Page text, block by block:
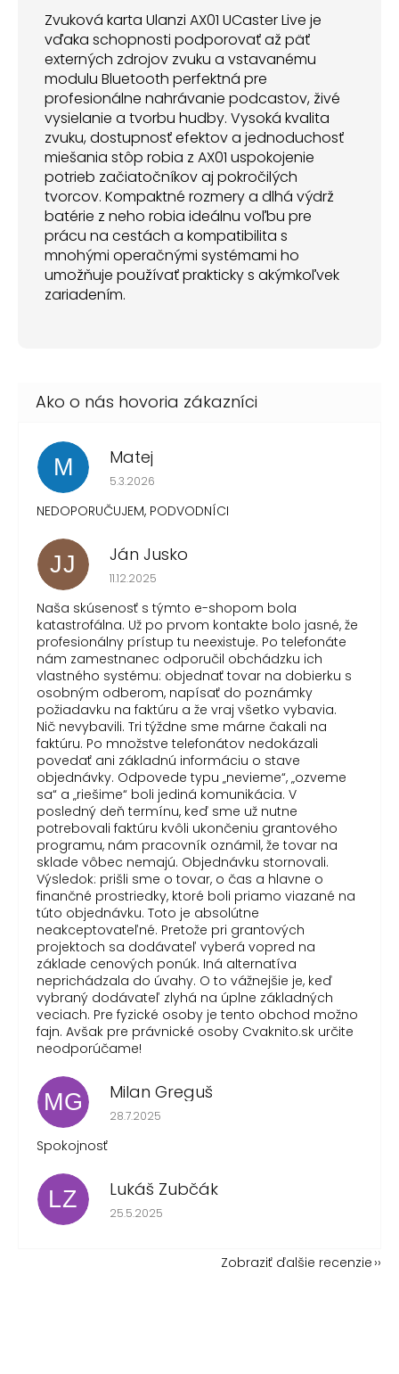
Zvuková karta Ulanzi AX01 UCaster Live je
vďaka schopnosti podporovať až päť
externých zdrojov zvuku a vstavanému
modulu Bluetooth perfektná pre
profesionálne nahrávanie podcastov, živé
vysielanie a tvorbu hudby. Vysoká kvalita
zvuku, dostupnosť efektov a jednoduchosť
miešania stôp robia z AX01 uspokojenie
potrieb začiatočníkov aj pokročilých
tvorcov. Kompaktné rozmery a dlhá výdrž
batérie z neho robia ideálnu voľbu pre
prácu na cestách a kompatibilita s
mnohými operačnými systémami ho
umožňuje používať prakticky s akýmkoľvek
zariadením.
M Matej
Hodnotenie obchodu je 1 z 5 hviezdičiek.
5.3.2026
NEDOPORUČUJEM, PODVODNÍCI
JJ Ján Jusko
Hodnotenie obchodu je 1 z 5 hviezdičiek.
11.12.2025
Naša skúsenosť s týmto e-shopom bola
katastrofálna. Už po prvom kontakte bolo jasné, že
profesionálny prístup tu neexistuje. Po telefonáte
nám zamestnanec odporučil obchádzku ich
vlastného systému: objednať tovar na dobierku s
osobným odberom, napísať do poznámky
požiadavku na faktúru a že vraj všetko vybavia.
Nič nevybavili. Tri týždne sme márne čakali na
faktúru. Po množstve telefonátov nedokázali
povedať ani základnú informáciu o stave
objednávky. Odpovede typu „nevieme“, „ozveme
sa“ a „riešime“ boli jediná komunikácia. V
posledný deň termínu, keď sme už nutne
potrebovali faktúru kvôli ukončeniu grantového
programu, nám pracovník oznámil, že tovar na
sklade vôbec nemajú. Objednávku stornovali.
Výsledok: prišli sme o tovar, o čas a hlavne o
finančné prostriedky, ktoré boli priamo viazané na
túto objednávku. Toto je absolútne
neakceptovateľné. Pretože pri grantových
projektoch sa dodávateľ vyberá vopred na
základe cenových ponúk. Iná alternatíva
neprichádzala do úvahy. O to vážnejšie je, keď
vybraný dodávateľ zlyhá na úplne základných
veciach. Pre fyzické osoby je tento obchod možno
fajn. Avšak pre právnické osoby Cvaknito.sk určite
neodporúčame!
MG Milan Greguš
Hodnotenie obchodu je 5 z 5 hviezdičiek.
28.7.2025
Spokojnosť
LZ Lukáš Zubčák
Hodnotenie obchodu je 5 z 5 hviezdičiek.
25.5.2025
Zobraziť ďalšie recenzie